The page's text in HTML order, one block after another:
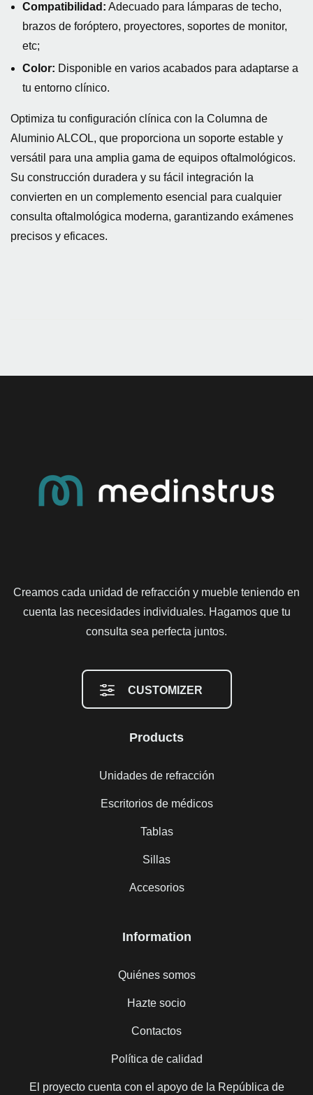
Compatibilidad: Adecuado para lámparas de techo,
brazos de foróptero, proyectores, soportes de monitor,
etc;
Color: Disponible en varios acabados para adaptarse a
tu entorno clínico.
Optimiza tu configuración clínica con la Columna de
Aluminio ALCOL, que proporciona un soporte estable y
versátil para una amplia gama de equipos oftalmológicos.
Su construcción duradera y su fácil integración la
convierten en un complemento esencial para cualquier
consulta oftalmológica moderna, garantizando exámenes
precisos y eficaces.
Creamos cada unidad de refracción y mueble teniendo en
cuenta las necesidades individuales. Hagamos que tu
consulta sea perfecta juntos.
CUSTOMIZER
Products
Unidades de refracción
Escritorios de médicos
Tablas
Sillas
Accesorios
Information
Quiénes somos
Hazte socio
Contactos
Política de calidad
El proyecto cuenta con el apoyo de la República de